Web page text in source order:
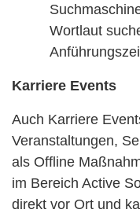
Wortlaut
Karriere Events
Auch Karriere
Veranstaltungen,
als Offline
im Bereich Active
direkt vor Ort und